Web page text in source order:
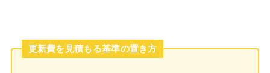
更新費を見積もる基準の置き方